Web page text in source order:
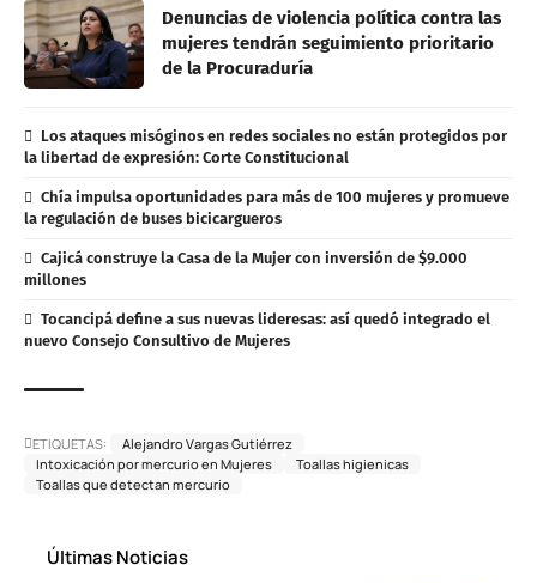
Denuncias de violencia política contra las
mujeres tendrán seguimiento prioritario
de la Procuraduría
Los ataques misóginos en redes sociales no están protegidos por
la libertad de expresión: Corte Constitucional
Chía impulsa oportunidades para más de 100 mujeres y promueve
la regulación de buses bicicargueros
Cajicá construye la Casa de la Mujer con inversión de $9.000
millones
Tocancipá define a sus nuevas lideresas: así quedó integrado el
nuevo Consejo Consultivo de Mujeres
ETIQUETAS:
Alejandro Vargas Gutiérrez
Intoxicación por mercurio en Mujeres
Toallas higienicas
Toallas que detectan mercurio
Últimas Noticias